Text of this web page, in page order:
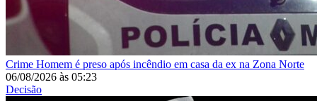
Crime Homem é preso após incêndio em casa da ex na Zona Norte
06/08/2026 às 05:23
Decisão